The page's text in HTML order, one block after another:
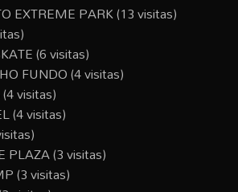
EXTREME PARK(13 visitas)
(6 visitas)
FUNDO(4 visitas)
(4 visitas)
(4 visitas)
PLAZA(3 visitas)
(3 visitas)